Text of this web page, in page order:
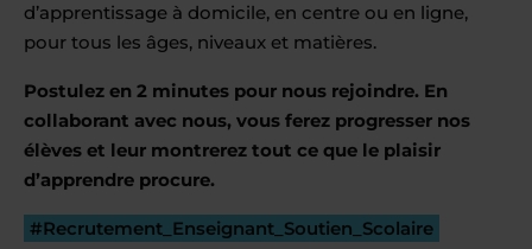
d’apprentissage à domicile, en centre ou en ligne,
pour tous les âges, niveaux et matières.
Postulez en 2 minutes pour nous rejoindre. En
collaborant avec nous, vous ferez progresser nos
élèves et leur montrerez tout ce que le plaisir
d’apprendre procure.
#Recrutement_Enseignant_Soutien_Scolaire